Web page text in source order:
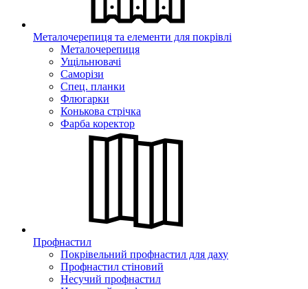
Металочерепиця та елементи для покрівлі
Металочерепиця
Ущільнювачі
Саморізи
Спец. планки
Флюгарки
Конькова стрічка
Фарба коректор
Профнастил
Покрівельний профнастил для даху
Профнастил стіновий
Несучий профнастил